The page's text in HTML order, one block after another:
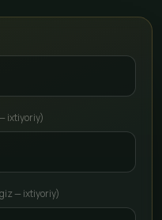
ixtiyoriy)
— ixtiyoriy)